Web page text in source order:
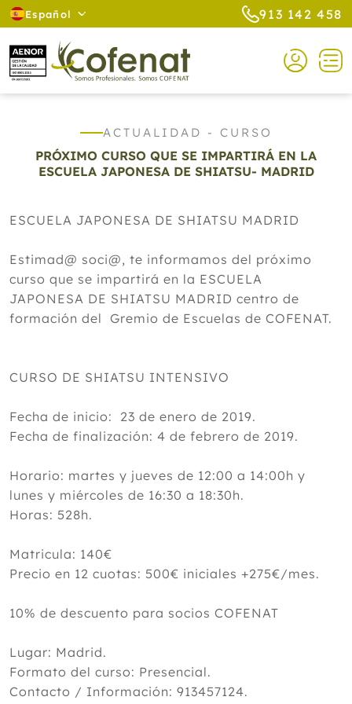
Español 913 142 458
ACTUALIDAD - CURSO
PRÓXIMO CURSO QUE SE IMPARTIRÁ EN LA
ESCUELA JAPONESA DE SHIATSU- MADRID
ESCUELA JAPONESA DE SHIATSU MADRID
Estimad@ soci@, te informamos del próximo
curso que se impartirá en la ESCUELA
JAPONESA DE SHIATSU MADRID centro de
formación del Gremio de Escuelas de COFENAT.
CURSO DE SHIATSU INTENSIVO
Fecha de inicio: 23 de enero de 2019.
Fecha de finalización: 4 de febrero de 2019.
Horario: martes y jueves de 12:00 a 14:00h y
lunes y miércoles de 16:30 a 18:30h.
Horas: 528h.
Matricula: 140€
Precio en 12 cuotas: 500€ iniciales +275€/mes.
10% de descuento para socios COFENAT
Lugar: Madrid.
Formato del curso: Presencial.
Contacto / Información: 913457124.